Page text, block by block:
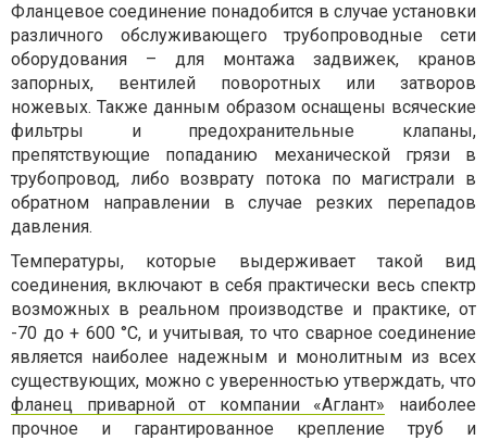
Фланцевое соединение понадобится в случае установки
различного обслуживающего трубопроводные сети
оборудования – для монтажа задвижек, кранов
запорных, вентилей поворотных или затворов
ножевых. Также данным образом оснащены всяческие
фильтры и предохранительные клапаны,
препятствующие попаданию механической грязи в
трубопровод, либо возврату потока по магистрали в
обратном направлении в случае резких перепадов
давления.
Температуры, которые выдерживает такой вид
соединения, включают в себя практически весь спектр
возможных в реальном производстве и практике, от
-70 до + 600 °С, и учитывая, то что сварное соединение
является наиболее надежным и монолитным из всех
существующих, можно с уверенностью утверждать, что
фланец приварной от компании «Аглант» наиболее
прочное и гарантированное крепление труб и